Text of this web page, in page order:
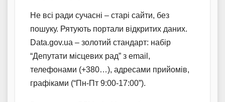
Не всі ради сучасні – старі сайти, без
пошуку. Рятують портали відкритих даних.
Data.gov.ua – золотий стандарт: набір
“Депутати місцевих рад” з email,
телефонами (+380…), адресами прийомів,
графіками (“Пн-Пт 9:00-17:00”).